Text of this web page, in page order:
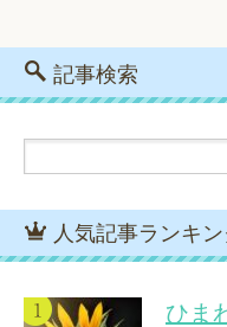
記事検索
人気記事ランキ
ひま